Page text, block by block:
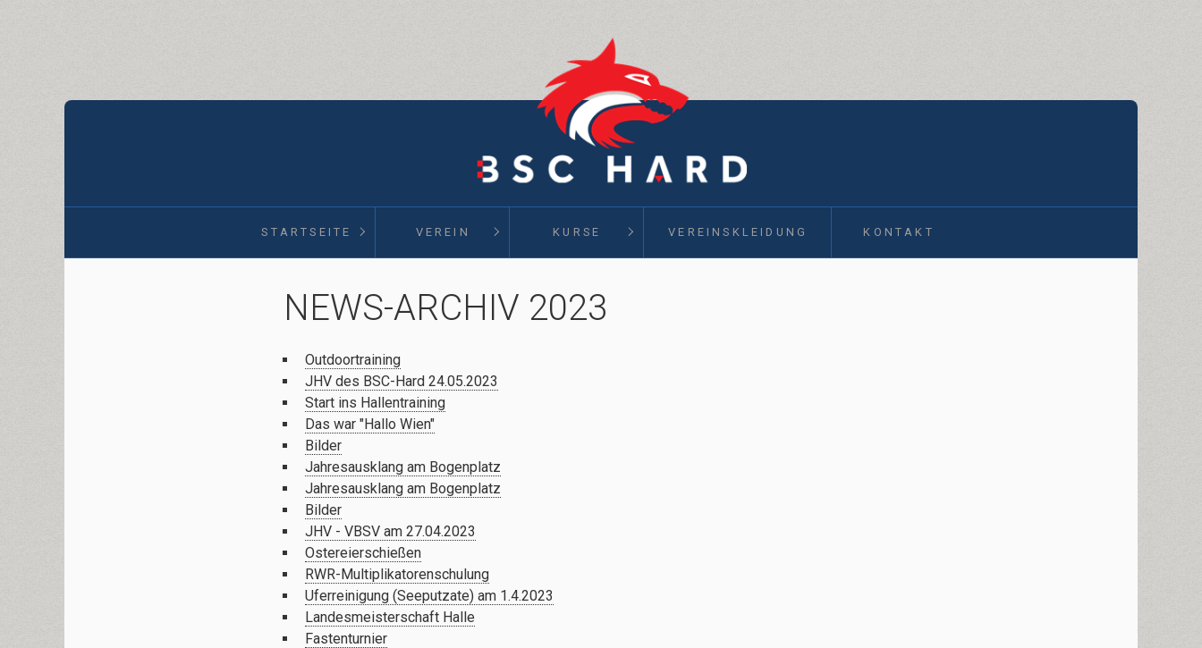
STARTSEITE VEREIN KURSE VEREINSKLEIDUNG KONTAKT
NEWS-ARCHIV 2023
Outdoortraining
JHV des BSC-Hard 24.05.2023
Start ins Hallentraining
Das war "Hallo Wien"
Bilder
Jahresausklang am Bogenplatz
Jahresausklang am Bogenplatz
Bilder
JHV - VBSV am 27.04.2023
Ostereierschießen
RWR-Multiplikatorenschulung
Uferreinigung (Seeputzate) am 1.4.2023
Landesmeisterschaft Halle
Fastenturnier